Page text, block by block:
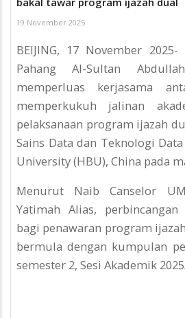
19 November 2025
BEIJING, 17 November
Pahang Al-Sultan
memperluas kerjasama
memperkukuh jalinan
pelaksanaan program ijazah
Sains Data dan Teknologi
University (HBU), China pada
Menurut Naib Canselor
Yatimah Alias,
bagi penawaran program
bermula dengan kumpulan
semester 2, Sesi Akademik